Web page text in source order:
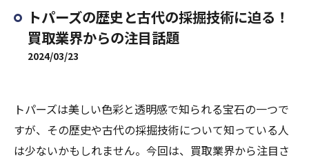
トパーズの歴史と古代の採掘技術に迫る！
買取業界からの注目話題
2024/03/23
トパーズは美しい色彩と透明感で知られる宝石の一つで
すが、その歴史や古代の採掘技術について知っている人
は少ないかもしれません。今回は、買取業界から注目さ